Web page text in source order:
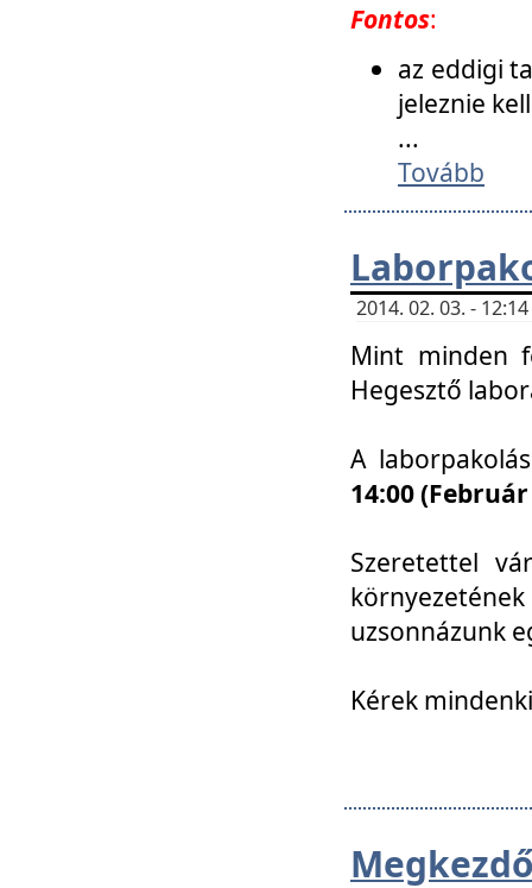
Fontos:
az eddigi
jeleznie
...
Tovább
2014. 02. 03. -
Mint minden
Hegesztő
A
14:00
Szeretettel
uzsonnázunk
Kérek